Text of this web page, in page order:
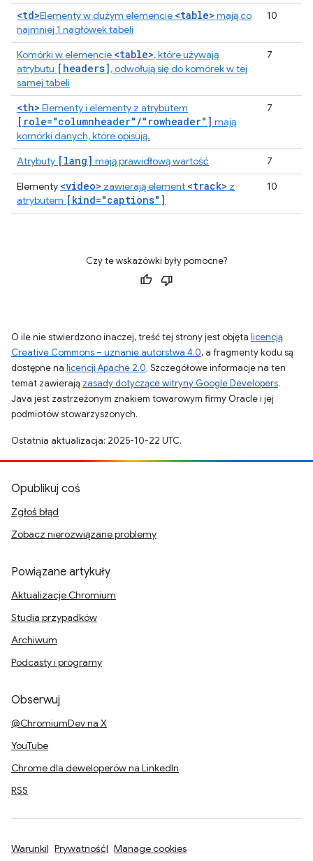
<td>Elementy w dużym elemencie <table> mają co
najmniej 1 nagłówek tabeli
10
Komórki w elemencie <table>, które używają
atrybutu [headers], odwołują się do komórek w tej
samej tabeli
7
<th> Elementy i elementy z atrybutem
[role="columnheader"/"rowheader"] mają
komórki danych, które opisują.
7
Atrybuty [lang] mają prawidłową wartość
7
Elementy <video> zawierają element <track> z
atrybutem [kind="captions"]
10
Czy te wskazówki były pomocne?
O ile nie stwierdzono inaczej, treść tej strony jest objęta licencją
Creative Commons – uznanie autorstwa 4.0, a fragmenty kodu są
dostępne na licencji Apache 2.0. Szczegółowe informacje na ten
temat zawierają zasady dotyczące witryny Google Developers.
Java jest zastrzeżonym znakiem towarowym firmy Oracle i jej
podmiotów stowarzyszonych.
Ostatnia aktualizacja: 2025-10-22 UTC.
Opublikuj coś
Zgłoś błąd
Zobacz nierozwiązane problemy
Powiązane artykuły
Aktualizacje Chromium
Studia przypadków
Archiwum
Podcasty i programy
Obserwuj
@ChromiumDev na X
YouTube
Chrome dla deweloperów na LinkedIn
RSS
Warunki Prywatność Manage cookies